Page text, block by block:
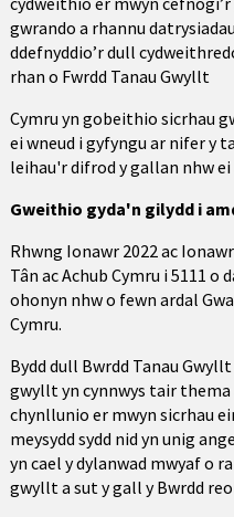
gwrando a rhannu
ddefnyddio’r dull
rhan o Fwrdd Tanau Gwyllt
Cymru yn gobeithio sicrhau
ei wneud i gyfyngu ar nifer y
leihau'r difrod y gallan nhw
Gweithio gyda'n gilydd i
Rhwng Ionawr 2022 ac
Tân ac Achub Cymru i 5111 o
ohonyn nhw o fewn ardal
Cymru.
Bydd dull Bwrdd Tanau
gwyllt yn cynnwys tair thema
chynllunio er mwyn sicrhau
meysydd sydd nid yn unig
yn cael y dylanwad mwyaf o
gwyllt a sut y gall y Bwrdd